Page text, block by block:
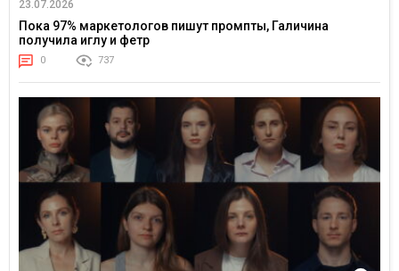
23.07.2026
Пока 97% маркетологов пишут промпты, Галичина
получила иглу и фетр
0 737